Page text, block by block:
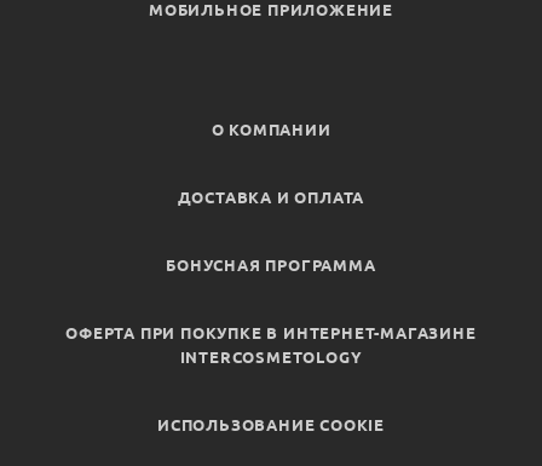
МОБИЛЬНОЕ ПРИЛОЖЕНИЕ
О КОМПАНИИ
ДОСТАВКА И ОПЛАТА
БОНУСНАЯ ПРОГРАММА
ОФЕРТА ПРИ ПОКУПКЕ В ИНТЕРНЕТ-МАГАЗИНЕ
INTERCOSMETOLOGY
ИСПОЛЬЗОВАНИЕ COOKIE